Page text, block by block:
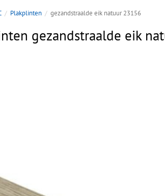
Plakplinten gezandstraalde eik natuur 23156
gezandstraalde eik